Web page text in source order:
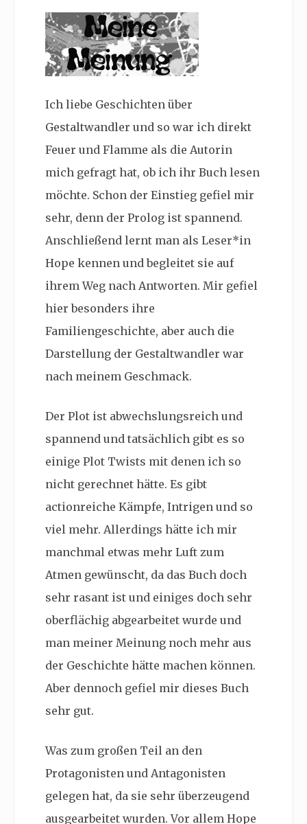
Ich liebe Geschichten über
Gestaltwandler und so war ich direkt
Feuer und Flamme als die Autorin
mich gefragt hat, ob ich ihr Buch lesen
möchte. Schon der Einstieg gefiel mir
sehr, denn der Prolog ist spannend.
Anschließend lernt man als Leser*in
Hope kennen und begleitet sie auf
ihrem Weg nach Antworten. Mir gefiel
hier besonders ihre
Familiengeschichte, aber auch die
Darstellung der Gestaltwandler war
nach meinem Geschmack.
Der Plot ist abwechslungsreich und
spannend und tatsächlich gibt es so
einige Plot Twists mit denen ich so
nicht gerechnet hätte. Es gibt
actionreiche Kämpfe, Intrigen und so
viel mehr. Allerdings hätte ich mir
manchmal etwas mehr Luft zum
Atmen gewünscht, da das Buch doch
sehr rasant ist und einiges doch sehr
oberflächig abgearbeitet wurde und
man meiner Meinung noch mehr aus
der Geschichte hätte machen können.
Aber dennoch gefiel mir dieses Buch
sehr gut.
Was zum großen Teil an den
Protagonisten und Antagonisten
gelegen hat, da sie sehr überzeugend
ausgearbeitet wurden. Vor allem Hope